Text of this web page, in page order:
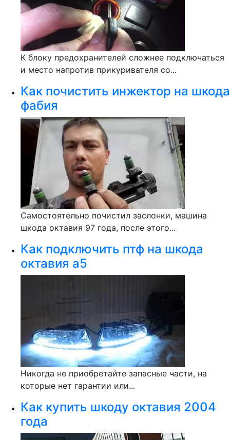
К блоку предохранителей сложнее подключаться
и место напротив прикуривателя со...
Как почистить инжектор на шкода
фабия
Самостоятельно почистил заслонки, машина
шкода октавия 97 года, после этого...
Как подключить птф на шкода
октавия а5
Никогда не приобретайте запасные части, на
которые нет гарантии или...
Как купить шкоду октавия 2004
года